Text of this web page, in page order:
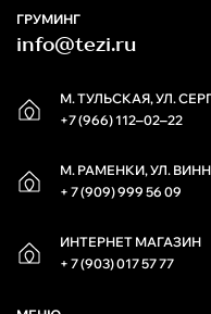
М. ТУЛЬСКАЯ, УЛ.
+7 (966) 112‒02‒22
М. РАМЕНКИ, УЛ.
+ 7 (909) 999 56 09
ИНТЕРНЕТ МАГАЗИН
+ 7 (903) 017 57 77
ГРУМИНГ
info@tezi.ru